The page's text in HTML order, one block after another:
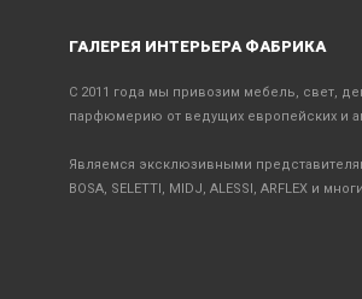
ГАЛЕРЕЯ ИНТЕРЬЕРА ФАБРИКА
С 2011 года мы привозим мебель, свет,
парфюмерию от ведущих европейских и
Являемся эксклюзивными
BOSA, SELETTI, MIDJ, ALESSI, ARFLEX и